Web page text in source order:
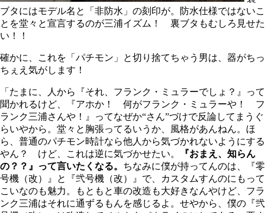
ブタにはモデル名と「非防水」の刻印が。防水仕様ではないこ
とを堂々と宣言するのが三浦イズム！ 裏ブタもむしろ見せた
い！！
確かに、これを「パチモン」と切り捨てちゃう男は、器がちっ
ちぇえ気がします！
「たまに、人から『それ、フランク・ミュラーでしょ？』って
聞かれるけど、『アホか！ 何がフランク・ミュラーや！ フ
ランク三浦さんや！』ってなぜか“さん”づけで反論してまうぐ
らいやから。堂々と胸張ってるいうか、風格があんねん。ほ
ら、普通のパチモン時計なら他人から気づかれないようにする
やん？ けど、これは逆に気づかせたい。
『おまえ、知らん
の？？』って言いたくなる。 ちなみに僕が持ってんのは、『零
号機（改）』と『弐号機（改）』で、カスタムすんのにもって
こいなのも魅力。もともと車の改造も大好きなんやけど、フラ
ンク三浦はそれに通ずるもんを感じるよ。せやから、僕の『弐